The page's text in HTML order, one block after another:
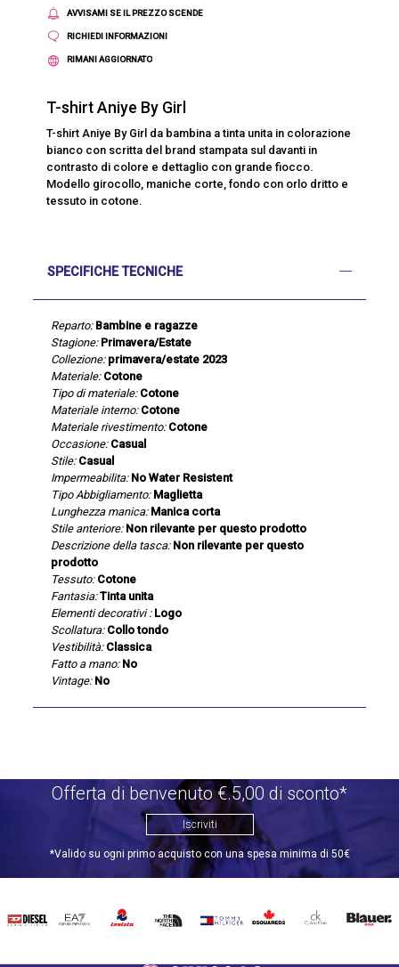
AVVISAMI SE IL PREZZO SCENDE
RICHIEDI INFORMAZIONI
RIMANI AGGIORNATO
T-shirt Aniye By Girl
T-shirt Aniye By Girl da bambina a tinta unita in colorazione
bianco con scritta del brand stampata sul davanti in
contrasto di colore e dettaglio con grande fiocco.
Modello girocollo, maniche corte, fondo con orlo dritto e
tessuto in cotone.
SPECIFICHE TECNICHE
Reparto: Bambine e ragazze
Stagione: Primavera/Estate
Collezione: primavera/estate 2023
Materiale: Cotone
Tipo di materiale: Cotone
Materiale interno: Cotone
Materiale rivestimento: Cotone
Occasione: Casual
Stile: Casual
Impermeabilita: No Water Resistent
Tipo Abbigliamento: Maglietta
Lunghezza manica: Manica corta
Stile anteriore: Non rilevante per questo prodotto
Descrizione della tasca: Non rilevante per questo
prodotto
Tessuto: Cotone
Fantasia: Tinta unita
Elementi decorativi : Logo
Scollatura: Collo tondo
Vestibilità: Classica
Fatto a mano: No
Vintage: No
Offerta di benvenuto €.5,00 di sconto*
Iscriviti
*Valido su ogni primo acquisto con una spesa minima di 50€
DIESEL EA7 INVICTATHE
TOMMY
DSQUARED2
CALVIN BLAUER